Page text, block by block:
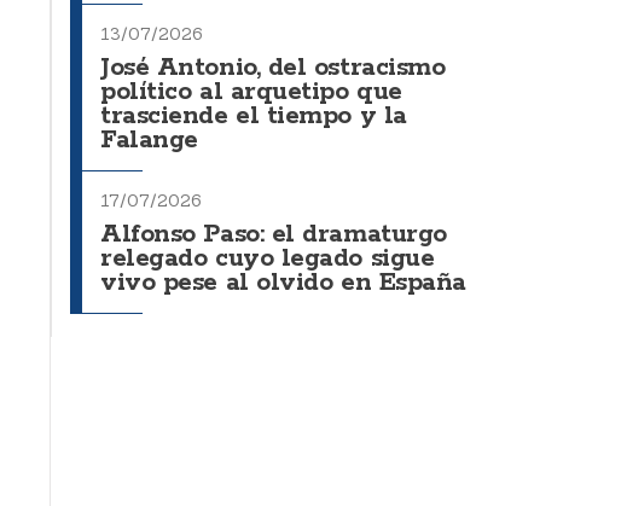
13/07/2026
José Antonio, del ostracismo
político al arquetipo que
trasciende el tiempo y la
Falange
17/07/2026
Alfonso Paso: el dramaturgo
relegado cuyo legado sigue
vivo pese al olvido en España